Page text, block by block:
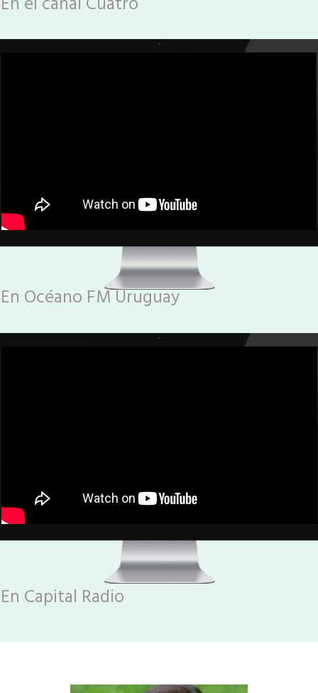
En Océano FM Uruguay
En Capital Radio